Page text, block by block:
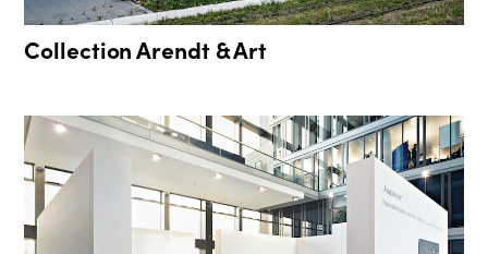
Collection Arendt & Art